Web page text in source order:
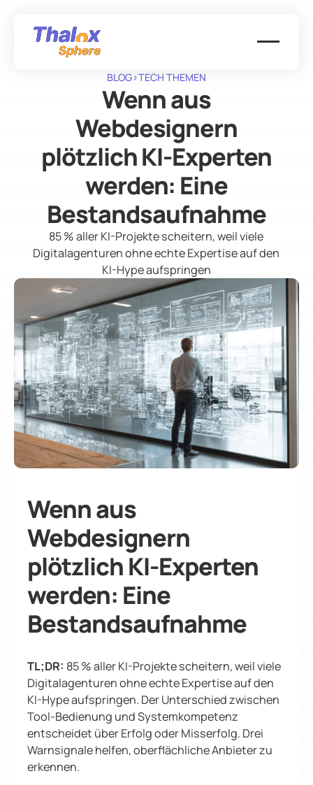
BLOG>TECH THEMEN
Wenn aus
Webdesignern
plötzlich KI-Experten
werden: Eine
Bestandsaufnahme
85 % aller KI-Projekte scheitern, weil viele
Digitalagenturen ohne echte Expertise auf den
KI-Hype aufspringen
Wenn aus
Webdesignern
plötzlich KI-Experten
werden: Eine
Bestandsaufnahme
TL;DR: 85 % aller KI-Projekte scheitern, weil viele
Digitalagenturen ohne echte Expertise auf den
KI-Hype aufspringen. Der Unterschied zwischen
Tool-Bedienung und Systemkompetenz
entscheidet über Erfolg oder Misserfolg. Drei
Warnsignale helfen, oberflächliche Anbieter zu
erkennen.